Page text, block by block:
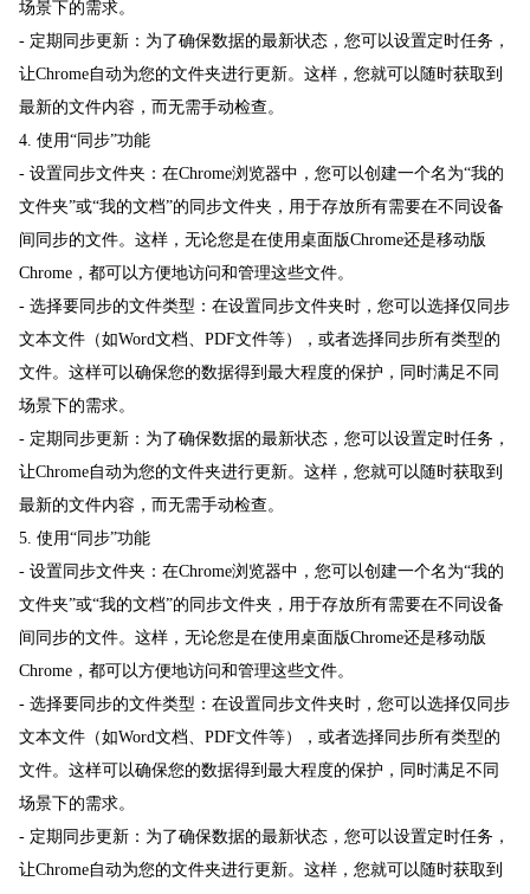
场景下的需求。
- 定期同步更新：为了确保数据的最新状态，您可以设置定时任务，
让Chrome自动为您的文件夹进行更新。这样，您就可以随时获取到
最新的文件内容，而无需手动检查。
4. 使用“同步”功能
- 设置同步文件夹：在Chrome浏览器中，您可以创建一个名为“我的
文件夹”或“我的文档”的同步文件夹，用于存放所有需要在不同设备
间同步的文件。这样，无论您是在使用桌面版Chrome还是移动版
Chrome，都可以方便地访问和管理这些文件。
- 选择要同步的文件类型：在设置同步文件夹时，您可以选择仅同步
文本文件（如Word文档、PDF文件等），或者选择同步所有类型的
文件。这样可以确保您的数据得到最大程度的保护，同时满足不同
场景下的需求。
- 定期同步更新：为了确保数据的最新状态，您可以设置定时任务，
让Chrome自动为您的文件夹进行更新。这样，您就可以随时获取到
最新的文件内容，而无需手动检查。
5. 使用“同步”功能
- 设置同步文件夹：在Chrome浏览器中，您可以创建一个名为“我的
文件夹”或“我的文档”的同步文件夹，用于存放所有需要在不同设备
间同步的文件。这样，无论您是在使用桌面版Chrome还是移动版
Chrome，都可以方便地访问和管理这些文件。
- 选择要同步的文件类型：在设置同步文件夹时，您可以选择仅同步
文本文件（如Word文档、PDF文件等），或者选择同步所有类型的
文件。这样可以确保您的数据得到最大程度的保护，同时满足不同
场景下的需求。
- 定期同步更新：为了确保数据的最新状态，您可以设置定时任务，
让Chrome自动为您的文件夹进行更新。这样，您就可以随时获取到